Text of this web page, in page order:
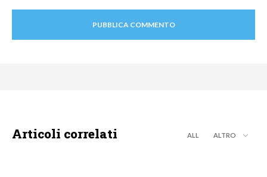
Articoli correlati ALL ALTRO